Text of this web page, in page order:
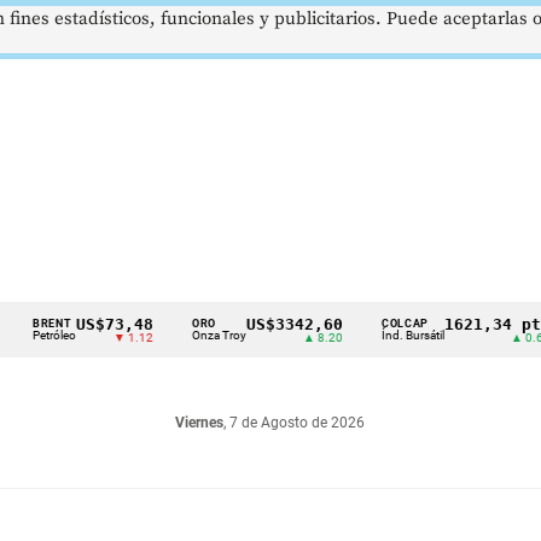
US$73,48
▼ 1.12
ORO
Onza Troy
US$3342,60 COLCAP
Índ. Bursátil
1621,34 pts
Viernes, 7 de Agosto de 2026
estadísticos, funcionales y publicitarios. Puede aceptarlas